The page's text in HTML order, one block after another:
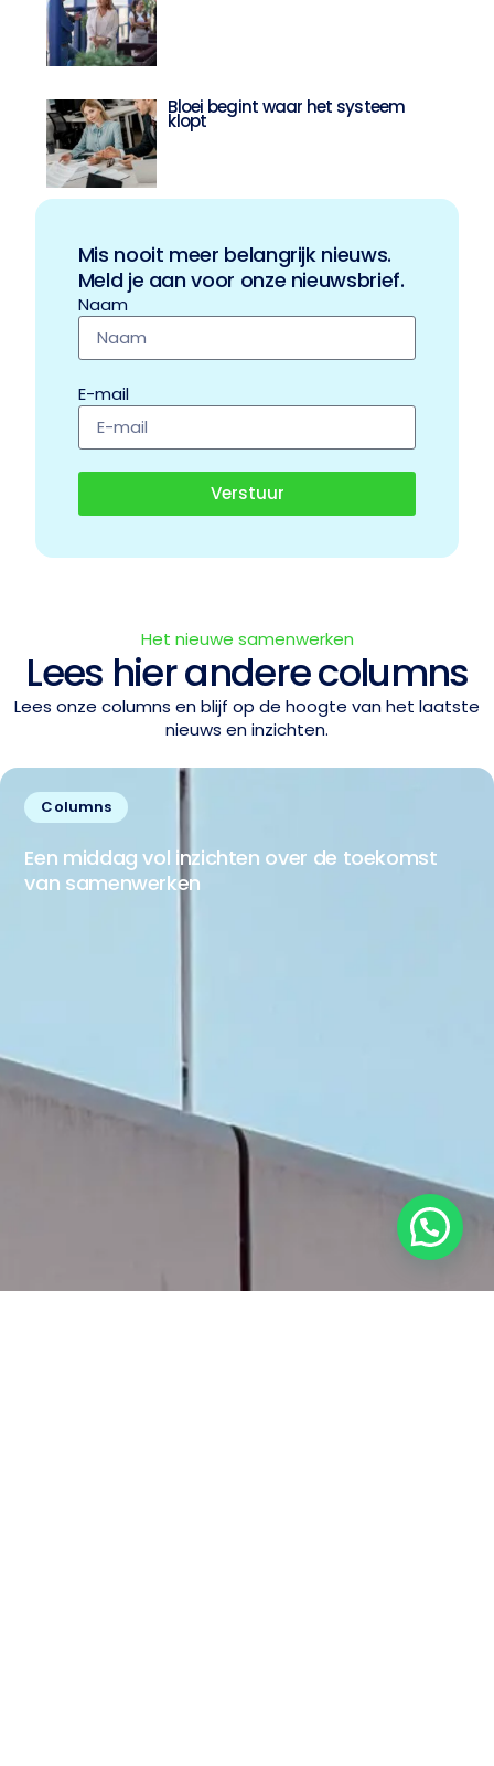
Bloei begint waar het systeem
klopt
Mis nooit meer belangrijk nieuws.
Meld je aan voor onze nieuwsbrief.
Naam
E-mail
Verstuur
Het nieuwe samenwerken
Lees hier andere columns
Lees onze columns en blijf op de hoogte van het laatste
nieuws en inzichten.
Columns
Een middag vol inzichten over de toekomst
van samenwerken